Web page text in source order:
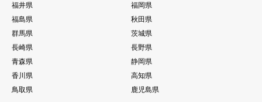
福井県
福岡県
福島県
秋田県
群馬県
茨城県
長崎県
長野県
青森県
静岡県
香川県
高知県
鳥取県
鹿児島県